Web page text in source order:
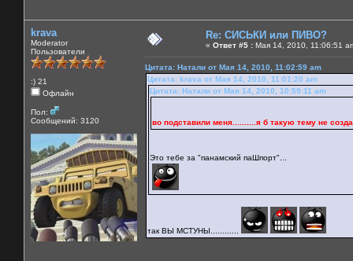
krava
Moderator
Пользователи
:) 21
Офлайн
Пол:
Сообщений: 3120
Re: СИСЬКИ или ПИВО?
« Ответ #5 : Мая 14, 2010, 11:06:51
Цитата: Натали от Мая 14, 2010, 11:02:59 am
Цитата: krava от Мая 14, 2010, 11:01:20 am
Цитата: Натали от Мая 14, 2010, 10:59:11 am
во подставили меня..........я б такую тему не
Это тебе за "панамский паШпорт"...
так ВЫ МСТУНЫ............